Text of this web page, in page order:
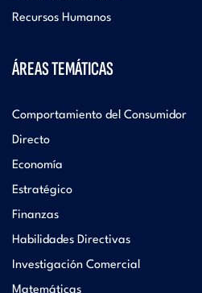
Recursos Humanos
ÁREAS TEMÁTICAS
Comportamiento del Consumidor
Directo
Economía
Estratégico
Finanzas
Habilidades Directivas
Investigación Comercial
Matemáticas